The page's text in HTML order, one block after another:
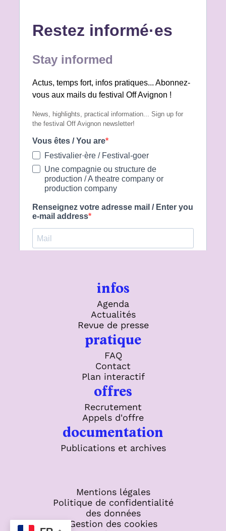
infos
Agenda
Actualités
Revue de presse
pratique
FAQ
Contact
Plan interactif
offres
Recrutement
Appels d'offre
documentation
Publications et archives
Mentions légales
Politique de confidentialité
des données
Gestion des cookies